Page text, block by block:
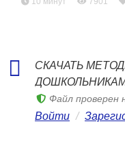
СКАЧАТЬ
Файл проверен
Войти /